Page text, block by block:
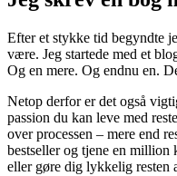
Efter et stykke tid begyndte
være. Jeg startede med et
Og en mere. Og endnu en.
Netop derfor er det også
passion du kan leve med
over processen – mere end
bestseller og tjene en
eller gøre dig lykkelig resten